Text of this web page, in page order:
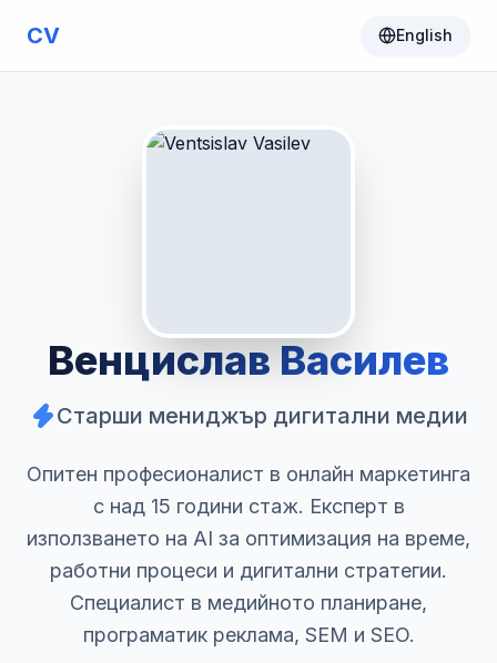
CV English
Венцислав Василев
Старши мениджър дигитални медии
Опитен професионалист в онлайн маркетинга
с над 15 години стаж. Експерт в
използването на AI за оптимизация на време,
работни процеси и дигитални стратегии.
Специалист в медийното планиране,
програматик реклама, SEM и SEO.